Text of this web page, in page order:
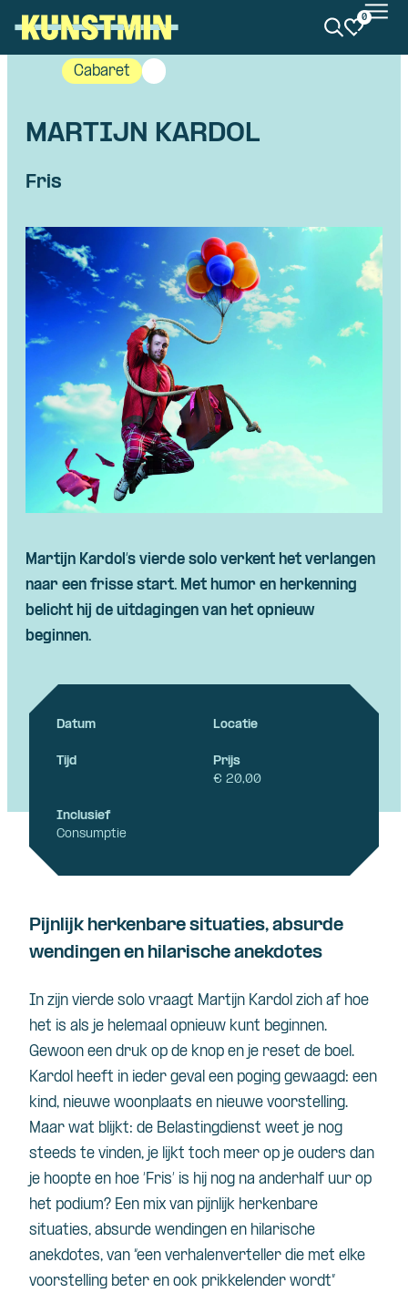
Skip navigatie
0
Cabaret
MARTIJN KARDOL
Fris
Martijn Kardol’s vierde solo verkent het verlangen
naar een frisse start. Met humor en herkenning
belicht hij de uitdagingen van het opnieuw
beginnen.
Datum Locatie
Tijd
Prijs
€ 20,00
Inclusief
Consumptie
Pijnlijk herkenbare situaties, absurde
wendingen en hilarische anekdotes
In zijn vierde solo vraagt Martijn Kardol zich af hoe
het is als je helemaal opnieuw kunt beginnen.
Gewoon een druk op de knop en je reset de boel.
Kardol heeft in ieder geval een poging gewaagd: een
kind, nieuwe woonplaats en nieuwe voorstelling.
Maar wat blijkt: de Belastingdienst weet je nog
steeds te vinden, je lijkt toch meer op je ouders dan
je hoopte en hoe ‘Fris’ is hij nog na anderhalf uur op
het podium? Een mix van pijnlijk herkenbare
situaties, absurde wendingen en hilarische
anekdotes, van “een verhalenverteller die met elke
voorstelling beter en ook prikkelender wordt”